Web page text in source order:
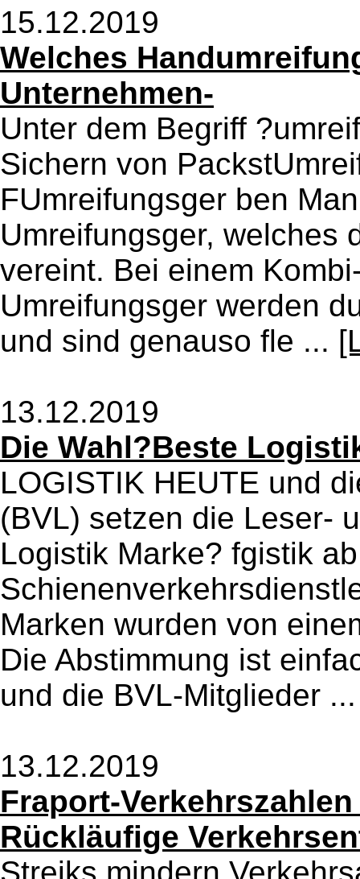
15.12.2019
Welches
Unternehmen-
Unter dem Begriff
Sichern von
FUmreifungsger ben
Umreifungsger, welches
vereint. Bei einem
Umreifungsger werden
und sind genauso fle ...
13.12.2019
Die Wahl?Beste
LOGISTIK HEUTE und
(BVL) setzen die Leser-
Logistik Marke? fgistik
Marken wurden von
Die Abstimmung ist
und die BVL-Mitglieder
13.12.2019
Fraport-
Rückläufige